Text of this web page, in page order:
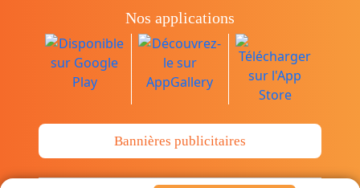
Nos applications
Bannières publicitaires